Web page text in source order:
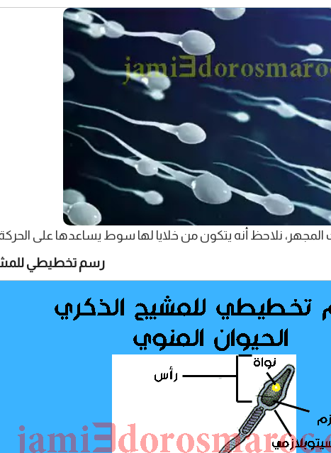
نلاحظ أنه يتكون من خلايا لها سوط يساعدها على الحركة،
رسم تخطيطي